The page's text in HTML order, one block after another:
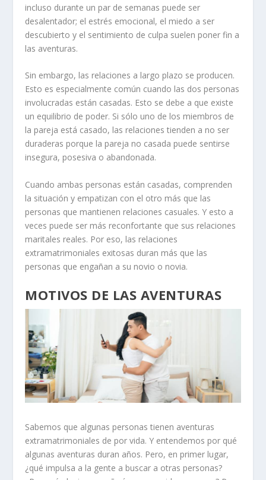
incluso durante un par de semanas puede ser
desalentador; el estrés emocional, el miedo a ser
descubierto y el sentimiento de culpa suelen poner fin a
las aventuras.
Sin embargo, las relaciones a largo plazo se producen.
Esto es especialmente común cuando las dos personas
involucradas están casadas. Esto se debe a que existe
un equilibrio de poder. Si sólo uno de los miembros de
la pareja está casado, las relaciones tienden a no ser
duraderas porque la pareja no casada puede sentirse
insegura, posesiva o abandonada.
Cuando ambas personas están casadas, comprenden
la situación y empatizan con el otro más que las
personas que mantienen relaciones casuales. Y esto a
veces puede ser más reconfortante que sus relaciones
maritales reales. Por eso, las relaciones
extramatrimoniales exitosas duran más que las
personas que engañan a su novio o novia.
MOTIVOS DE LAS AVENTURAS
Sabemos que algunas personas tienen aventuras
extramatrimoniales de por vida. Y entendemos por qué
algunas aventuras duran años. Pero, en primer lugar,
¿qué impulsa a la gente a buscar a otras personas?